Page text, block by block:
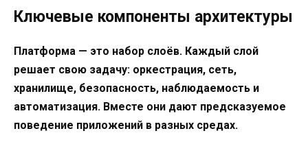
Ключевые компоненты архитектуры
Платформа — это набор слоёв. Каждый слой
решает свою задачу: оркестрация, сеть,
хранилище, безопасность, наблюдаемость и
автоматизация. Вместе они дают предсказуемое
поведение приложений в разных средах.